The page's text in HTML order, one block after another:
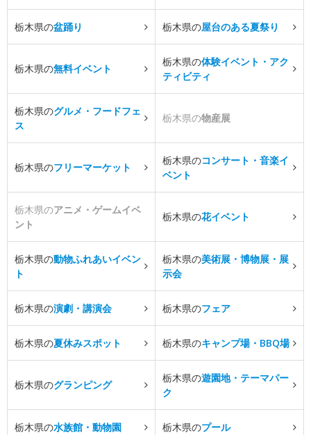
栃木県の盆踊り 栃木県の屋台のある夏祭り
栃木県の無料イベント
栃木県の体験イベント・アク
ティビティ
栃木県のグルメ・フードフェ
ス
栃木県の物産展
栃木県のフリーマーケット
栃木県のコンサート・音楽イ
ベント
栃木県のアニメ・ゲームイベ
ント
栃木県の花イベント
栃木県の動物ふれあいイベン
ト
栃木県の美術展・博物展・展
示会
栃木県の演劇・講演会 栃木県のフェア
栃木県の夏休みスポット 栃木県のキャンプ場・BBQ場
栃木県のグランピング
栃木県の遊園地・テーマパー
ク
栃木県の水族館・動物園 栃木県のプール